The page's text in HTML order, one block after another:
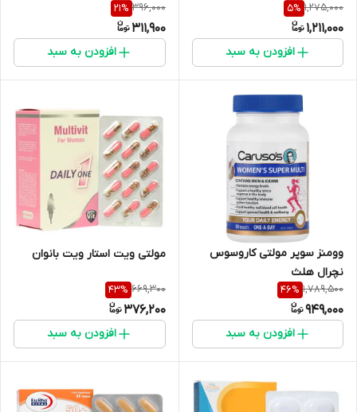
1,275,000
5%
1,211,000
افزودن به سبد
396,000
21%
311,900
افزودن به سبد
وومنز سوپر مولتی کاروسوس
نچرال هلث
1,789,500
46%
949,000
افزودن به سبد
مولتی ویت استار ویت بانوان
669,300
43%
376,200
افزودن به سبد